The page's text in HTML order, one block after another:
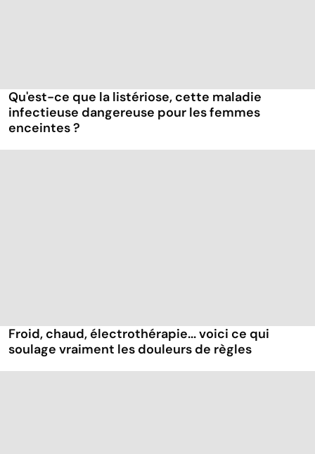
Qu'est-ce que la listériose, cette maladie
infectieuse dangereuse pour les femmes
enceintes ?
Froid, chaud, électrothérapie... voici ce qui
soulage vraiment les douleurs de règles